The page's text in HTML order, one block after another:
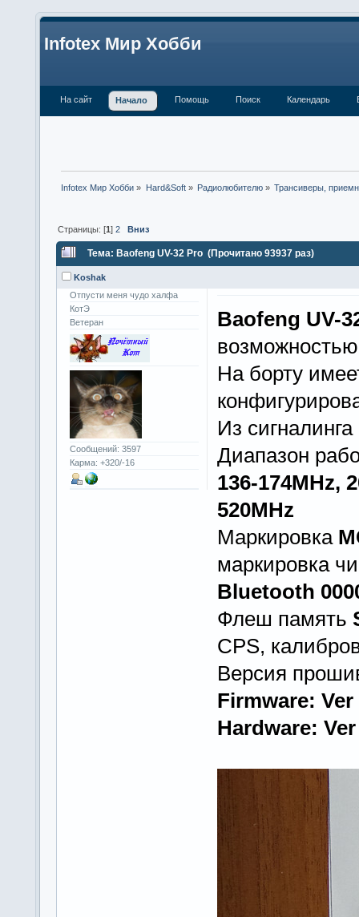
Infotex Мир Хобби
На сайт Начало Помощь Поиск Календарь
Infotex Мир Хобби » Hard&Soft» Радиолюбителю» Трансиверы,
Страницы: [1]2 Вниз
Тема: Baofeng UV-32 Pro (Прочитано 93937 раз)
Koshak
Отпусти меня чудо халфа
КотЭ
Ветеран
Сообщений: 3597
Карма: +320/-16
Baofeng UV-
На борту
Из сигналинга
Диапазон
136-174MHz,
520MHz
Маркировка
маркировка
Bluetooth
Флеш память
CPS,
Версия
Firmware: Ver
Hardware: Ver